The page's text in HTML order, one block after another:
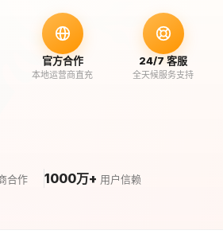
官方合作
本地运营商直充
24/7 客服
全天候服务支持
合作 1000万+ 用户信赖